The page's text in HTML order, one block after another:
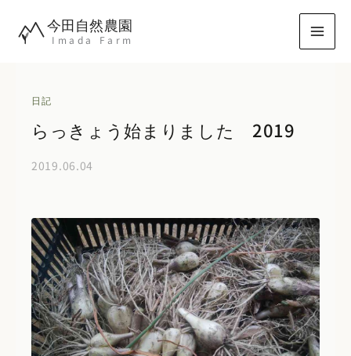
今田自然農園
Imada Farm
日記
らっきょう始まりました 2019
2019.06.04